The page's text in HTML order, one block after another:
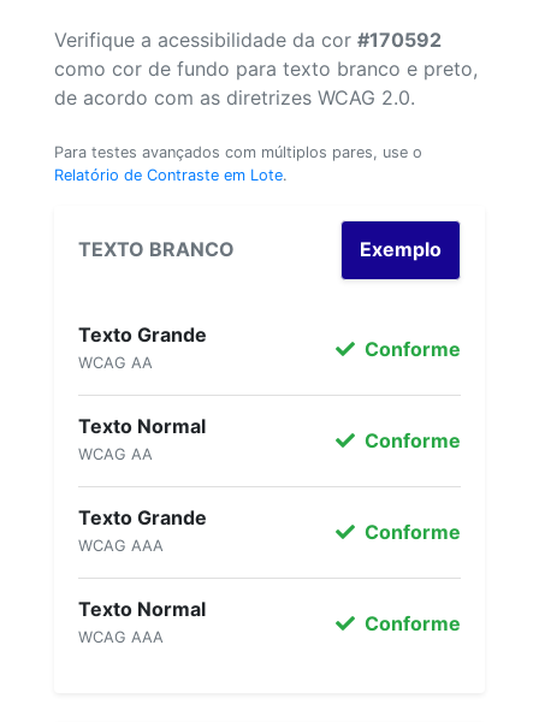
Verifique a acessibilidade da cor #170592
como cor de fundo para texto branco e preto,
de acordo com as diretrizes WCAG 2.0.
Para testes avançados com múltiplos pares, use o
Relatório de Contraste em Lote.
TEXTO BRANCO Exemplo
Texto Grande
WCAG AA
Conforme
Texto Normal
WCAG AA
Conforme
Texto Grande
WCAG AAA
Conforme
Texto Normal
WCAG AAA
Conforme